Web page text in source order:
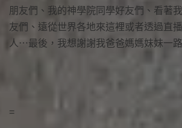
朋友們、我的神學院同學好友們、看著
友們、遠從世界各地來這裡或者透過直
人⋯最後，我想謝謝我爸爸媽媽妹妹一
=